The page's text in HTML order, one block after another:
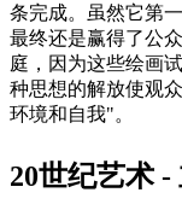
条完成。虽然它第
最终还是赢得了公
庭，因为这些绘画
种思想的解放使观
环境和自我"。
20世纪艺术 -